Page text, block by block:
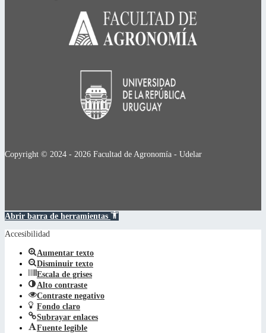
Copyright © 2024 - 2026 Facultad de Agronomía - Udelar
Abrir barra de herramientas
Accesibilidad
Aumentar texto
Disminuir texto
Escala de grises
Alto contraste
Contraste negativo
Fondo claro
Subrayar enlaces
Fuente legible